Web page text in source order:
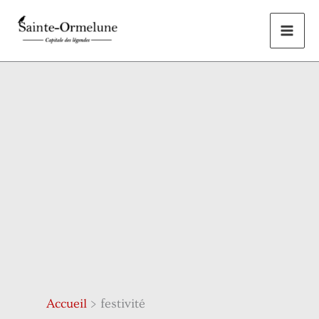
Accueil festivité